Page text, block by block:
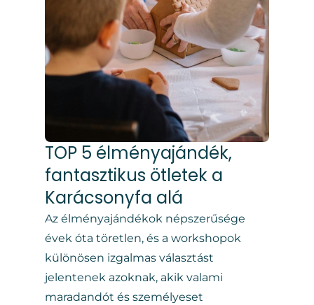
TOP 5 élményajándék,
fantasztikus ötletek a
Karácsonyfa alá
Az élményajándékok népszerűsége
évek óta töretlen, és a workshopok
különösen izgalmas választást
jelentenek azoknak, akik valami
maradandót és személyeset